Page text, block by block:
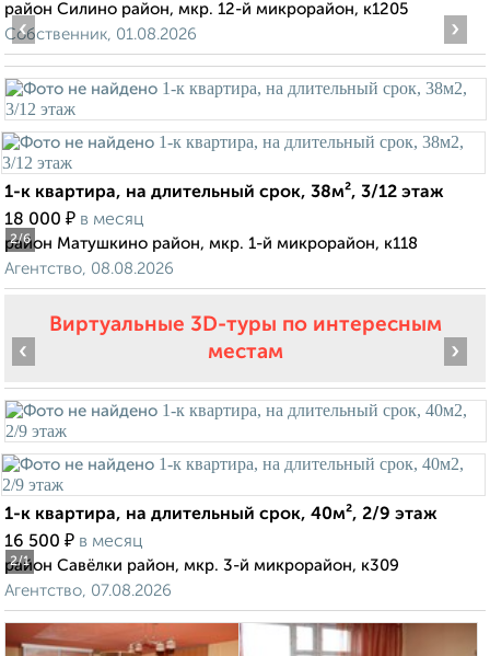
район Силино район, мкр. 12-й микрорайон, к1205
Собственник, 01.08.2026
2/6
‹ ›
1-к квартира, на длительный срок, 38м², 3/12 этаж
18 000 ₽ в месяц
район Матушкино район, мкр. 1-й микрорайон, к118
Агентство, 08.08.2026
Виртуальные 3D-туры по интересным
местам
2/1
‹ ›
1-к квартира, на длительный срок, 40м², 2/9 этаж
16 500 ₽ в месяц
район Савёлки район, мкр. 3-й микрорайон, к309
Агентство, 07.08.2026